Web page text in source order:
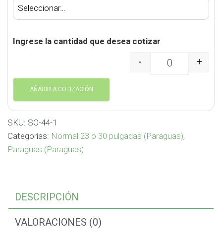
Ingrese la cantidad que desea cotizar
Paraguas Brook Ergo
- +
AÑADIR A COTIZACIÓN
SKU: SO-44-1
Categorías: Normal 23 o 30 pulgadas (Paraguas),
Paraguas (Paraguas)
DESCRIPCIÓN
VALORACIONES (0)